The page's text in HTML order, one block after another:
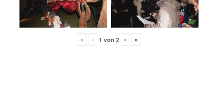
« ‹ 1 von 2 › »